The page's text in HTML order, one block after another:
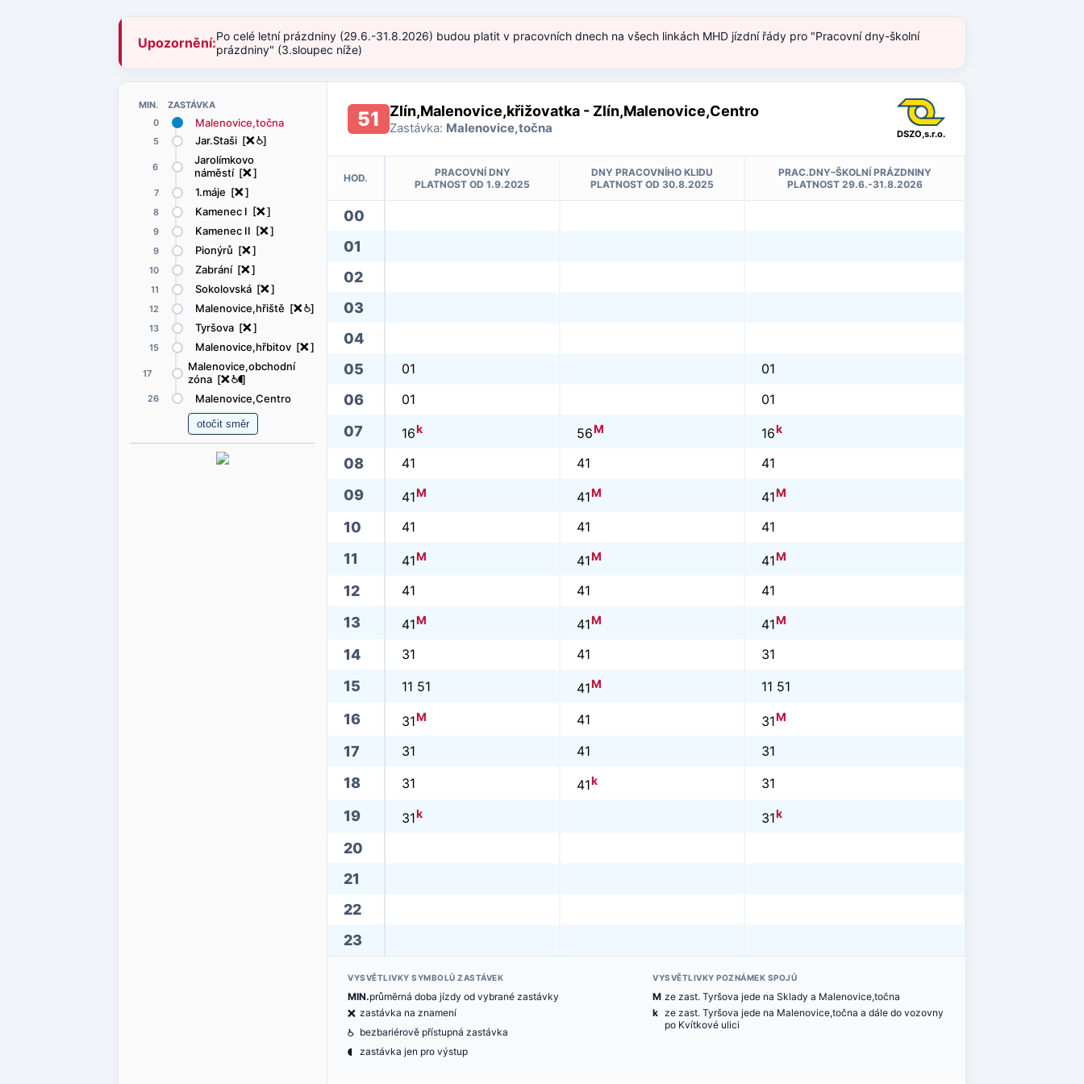
Upozornění:Po celé letní prázdniny (29.6.-31.8.2026) budou platit v pracovních dnech na všech linkách MHD jízdní řády pro "Pracovní dny-školní
prázdniny" (3.sloupec níže)
MIN. ZASTÁVKA
0
Malenovice,točna
5 Jar.Staši [ë@]
6
Jarolímkovo
náměstí [ë]
7 1.máje [ë]
8 Kamenec I [ë]
9 Kamenec II [ë]
9 Pionýrů [ë]
10 Zabrání [ë]
11 Sokolovská [ë]
12 Malenovice,hřiště [ë@]
13 Tyršova [ë]
15 Malenovice,hřbitov [ë]
17
Malenovice,obchodní
zóna [ë@(]
26 Malenovice,Centro
51 Zlín,Malenovice,křižovatka - Zlín,Malenovice,Centro
Zastávka: Malenovice,točna DSZO,s.r.o.
HOD.
PRACOVNÍ DNY
PLATNOST OD 1.9.2025
DNY PRACOVNÍHO KLIDU
PLATNOST OD 30.8.2025
PRAC.DNY–ŠKOLNÍ PRÁZDNINY
PLATNOST 29.6.-31.8.2026
00
01
02
03
04
05
01 01
06 01 01
07 16k 56M 16k
08 41 41 41
09 41M 41M 41M
10 41 41 41
11 41M 41M 41M
12 41 41 41
13 41M 41M 41M
14 31 41 31
15 11 51 41M 11 51
16 31M 41 31M
17 31 41 31
18 31 41k 31
19 31k 31k
20
21
22
23
VYSVĚTLIVKY SYMBOLŮ ZASTÁVEK
MIN.průměrná doba jízdy od vybrané zastávky
ë zastávka na znamení
@ bezbariérově přístupná zastávka
( zastávka jen pro výstup
VYSVĚTLIVKY POZNÁMEK SPOJŮ
M ze zast. Tyršova jede na Sklady a Malenovice,točna
k ze zast. Tyršova jede na Malenovice,točna a dále do vozovny
po Kvítkové ulici